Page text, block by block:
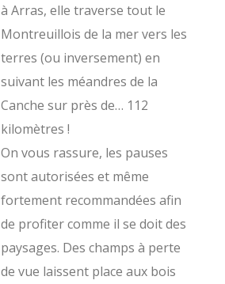
à Arras, elle traverse tout le
Montreuillois de la mer vers les
terres (ou inversement) en
suivant les méandres de la
Canche sur près de… 112
kilomètres !
On vous rassure, les pauses
sont autorisées et même
fortement recommandées afin
de profiter comme il se doit des
paysages. Des champs à perte
de vue laissent place aux bois